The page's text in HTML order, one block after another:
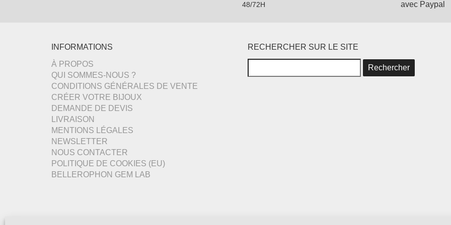
48/72H avec Paypal
INFORMATIONS
À PROPOS
QUI SOMMES-NOUS ?
CONDITIONS GÉNÉRALES DE VENTE
CRÉER VOTRE BIJOUX
DEMANDE DE DEVIS
LIVRAISON
MENTIONS LÉGALES
NEWSLETTER
NOUS CONTACTER
POLITIQUE DE COOKIES (EU)
BELLEROPHON GEM LAB
RECHERCHER SUR LE SITE